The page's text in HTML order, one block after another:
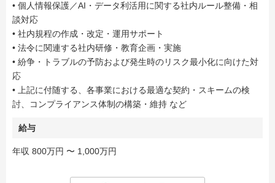
• 個人情報保護／AI・データ利活用に関する社内ルール整備・相
談対応
• 社内規程の作成・改定・運用サポート
• 法令に関連する社内研修・教育企画・実施
• 紛争・トラブルの予防および発生時のリスク最小化に向けた対
応
• 上記に付随する、各事業における最適な契約・スキームの検
討、コンプライアンス体制の構築・維持 など
給与
年収 800万円 〜 1,000万円